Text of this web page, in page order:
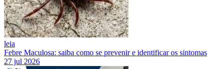
leia
Febre Maculosa: saiba como se prevenir e identificar os sintomas
27 jul 2026